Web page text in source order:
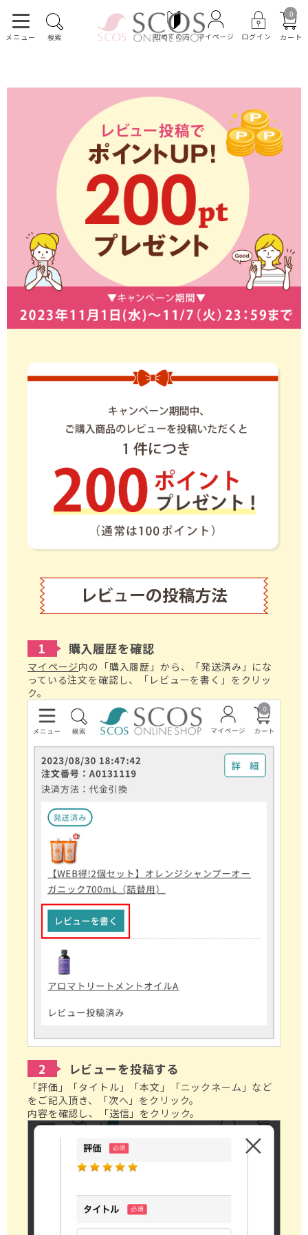
メニュー 検索 初めての方 マイページ ログイン
0
カート
1 購入履歴を確認
マイページ内の「購入履歴」から、「発送済み」にな
っている注文を確認し、「レビューを書く」をクリッ
ク。
2 レビューを投稿する
「評価」「タイトル」「本文」「ニックネーム」など
をご記入頂き、「次へ」をクリック。
内容を確認し、「送信」をクリック。